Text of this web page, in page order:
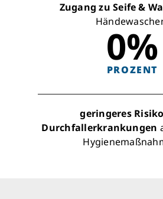
Zugang zu Seife &
0%
PROZENT
geringeres
Durchfallerkrankungen